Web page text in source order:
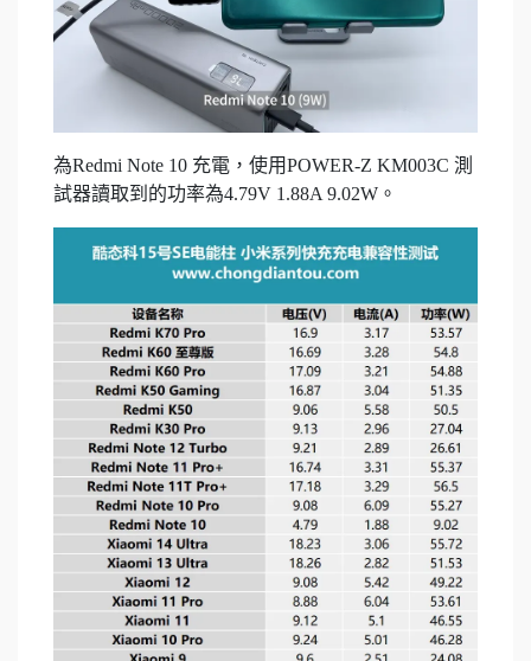
為Redmi Note 10 充電，使用POWER-Z KM003C 測
試器讀取到的功率為4.79V 1.88A 9.02W。